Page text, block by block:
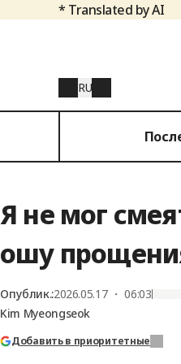
* Translated by AI
RU
Я не мог
ошу
Опублик.:2026.05.17 ・ 06:03
Kim Myeongseok
Добавить в приоритетные